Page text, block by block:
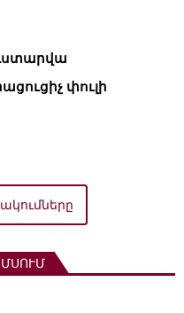
փուլի